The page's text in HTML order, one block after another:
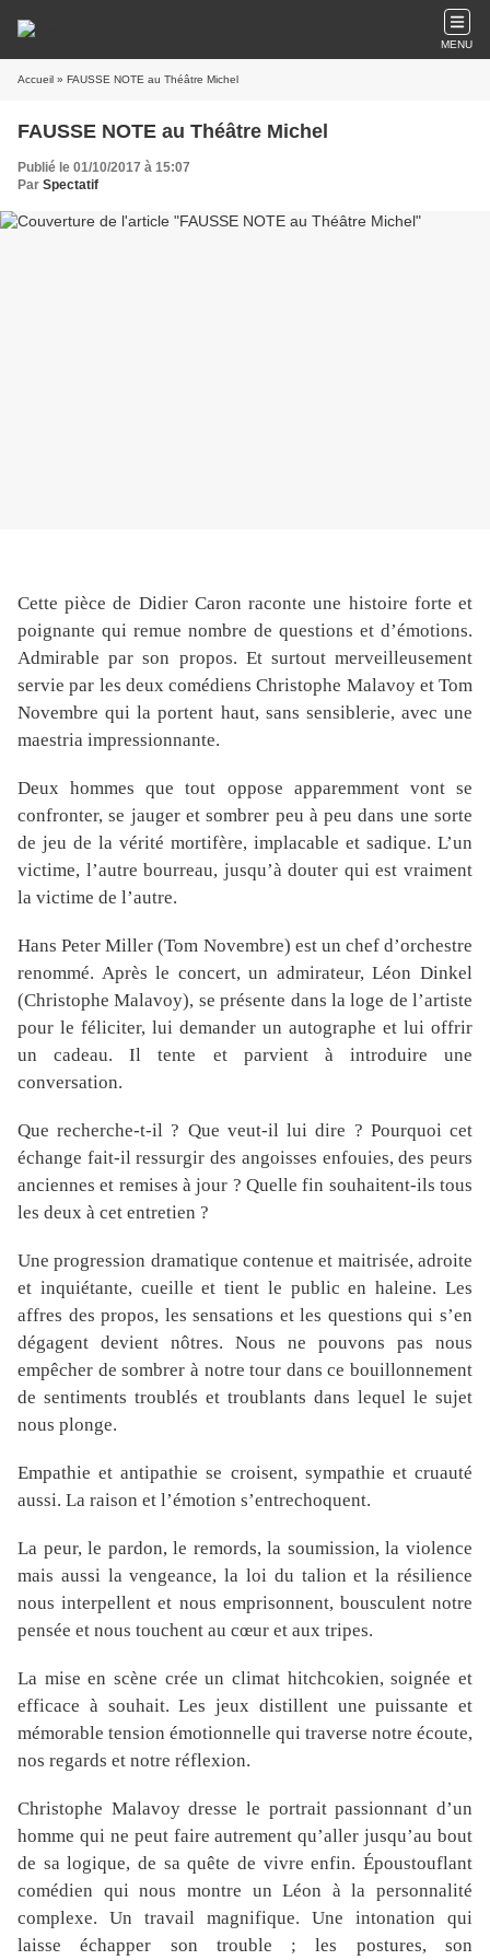
MENU
Accueil » FAUSSE NOTE au Théâtre Michel
FAUSSE NOTE au Théâtre Michel
Publié le 01/10/2017 à 15:07
Par Spectatif
Cette pièce de Didier Caron raconte une histoire forte et
poignante qui remue nombre de questions et d’émotions.
Admirable par son propos. Et surtout merveilleusement
servie par les deux comédiens Christophe Malavoy et Tom
Novembre qui la portent haut, sans sensiblerie, avec une
maestria impressionnante.
Deux hommes que tout oppose apparemment vont se
confronter, se jauger et sombrer peu à peu dans une sorte
de jeu de la vérité mortifère, implacable et sadique. L’un
victime, l’autre bourreau, jusqu’à douter qui est vraiment
la victime de l’autre.
Hans Peter Miller (Tom Novembre) est un chef d’orchestre
renommé. Après le concert, un admirateur, Léon Dinkel
(Christophe Malavoy), se présente dans la loge de l’artiste
pour le féliciter, lui demander un autographe et lui offrir
un cadeau. Il tente et parvient à introduire une
conversation.
Que recherche-t-il ? Que veut-il lui dire ? Pourquoi cet
échange fait-il ressurgir des angoisses enfouies, des peurs
anciennes et remises à jour ? Quelle fin souhaitent-ils tous
les deux à cet entretien ?
Une progression dramatique contenue et maitrisée, adroite
et inquiétante, cueille et tient le public en haleine. Les
affres des propos, les sensations et les questions qui s’en
dégagent devient nôtres. Nous ne pouvons pas nous
empêcher de sombrer à notre tour dans ce bouillonnement
de sentiments troublés et troublants dans lequel le sujet
nous plonge.
Empathie et antipathie se croisent, sympathie et cruauté
aussi. La raison et l’émotion s’entrechoquent.
La peur, le pardon, le remords, la soumission, la violence
mais aussi la vengeance, la loi du talion et la résilience
nous interpellent et nous emprisonnent, bousculent notre
pensée et nous touchent au cœur et aux tripes.
La mise en scène crée un climat hitchcokien, soignée et
efficace à souhait. Les jeux distillent une puissante et
mémorable tension émotionnelle qui traverse notre écoute,
nos regards et notre réflexion.
Christophe Malavoy dresse le portrait passionnant d’un
homme qui ne peut faire autrement qu’aller jusqu’au bout
de sa logique, de sa quête de vivre enfin. Époustouflant
comédien qui nous montre un Léon à la personnalité
complexe. Un travail magnifique. Une intonation qui
laisse échapper son trouble ; les postures, son